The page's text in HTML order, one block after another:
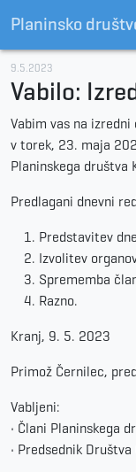
Planinsko
9.5.2023
Vabilo:
Vabim vas na
v torek, 23. maja
Planinskega društva
Predlagani dnevni
Predstavitev
Izvolitev
Sprememba
Razno.
Kranj, 9. 5. 2023
Primož Černilec,
Vabljeni:
• Člani Planinskega
• Predsednik Društva